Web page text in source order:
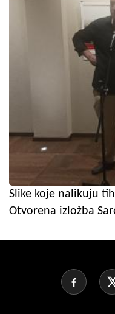
Slike koje nalikuju
Otvorena izložba